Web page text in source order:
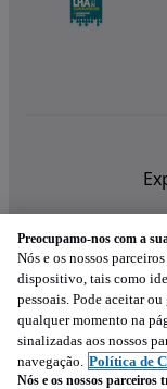
Preocupamo-nos com a
Nós e os nossos parceiros
dispositivo, tais como
pessoais. Pode aceitar
qualquer momento na
sinalizadas aos nossos
navegação. Política de
Nós e os nossos parceiros